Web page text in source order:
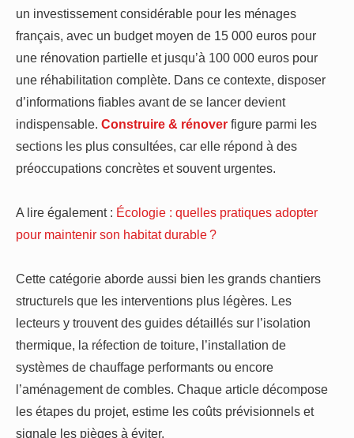
un investissement considérable pour les ménages
français, avec un budget moyen de 15 000 euros pour
une rénovation partielle et jusqu’à 100 000 euros pour
une réhabilitation complète. Dans ce contexte, disposer
d’informations fiables avant de se lancer devient
indispensable. Construire & rénover figure parmi les
sections les plus consultées, car elle répond à des
préoccupations concrètes et souvent urgentes.
A lire également : Écologie : quelles pratiques adopter
pour maintenir son habitat durable ?
Cette catégorie aborde aussi bien les grands chantiers
structurels que les interventions plus légères. Les
lecteurs y trouvent des guides détaillés sur l’isolation
thermique, la réfection de toiture, l’installation de
systèmes de chauffage performants ou encore
l’aménagement de combles. Chaque article décompose
les étapes du projet, estime les coûts prévisionnels et
signale les pièges à éviter.